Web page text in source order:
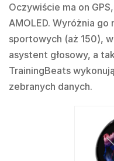
Oczywiście ma on
AMOLED. Wyróżnia
sportowych (aż 150),
asystent głosowy, a
TrainingBeats
zebranych danych.